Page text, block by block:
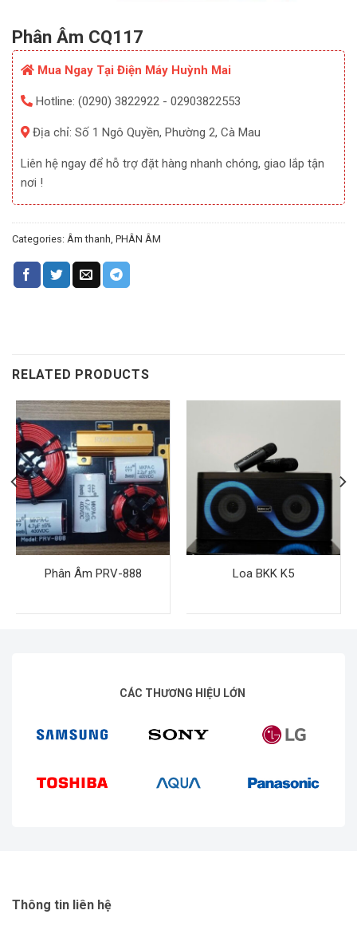
Phân Âm CQ117
Mua Ngay Tại Điện Máy Huỳnh Mai
Hotline: (0290) 3822922 - 02903822553
Địa chỉ: Số 1 Ngô Quyền, Phường 2, Cà Mau
Liên hệ ngay để hỗ trợ đặt hàng nhanh chóng, giao lắp tận
nơi !
Categories: Âm thanh, PHÂN ÂM
RELATED PRODUCTS
Phân Âm PRV-888 Loa BKK K5
CÁC THƯƠNG HIỆU LỚN
Thông tin liên hệ